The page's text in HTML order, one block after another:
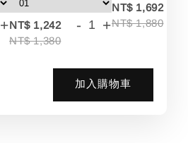
+NT$ 1,242
NT$ 1,380
- +
NT$ 1,692
NT$ 1,880
加入購物車